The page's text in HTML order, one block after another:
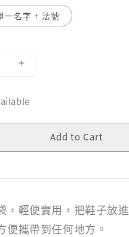
一名字 + 法號
Add to Cart
，輕便實用，把鞋子放
便攜帶到任何地方。